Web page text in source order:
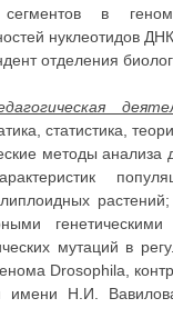
сегментов в
нуклеотидов
отделения
статистика,
методы анализа
мутаций в
Drosophila,
имени Н.И.